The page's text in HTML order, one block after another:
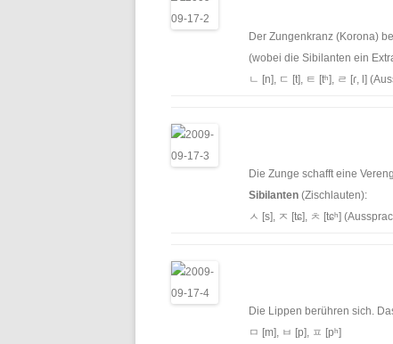
Der Zun­genkranz (Korona)
(wobei die Sibi­lanten ein
ㄴ [n], ㄷ [t], ㅌ [tʰ], ㄹ [ɾ, l]
Die Zunge schafft eine
Sibi­lanten (Zis­chlaut­en):
ㅅ [s], ㅈ [tɕ], ㅊ [tɕʰ]
Die Lip­pen berühren sich.
ㅁ [m], ㅂ [p], ㅍ [pʰ]